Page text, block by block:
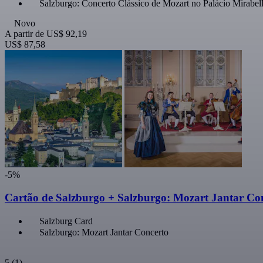
Salzburgo: Concerto Clássico de Mozart no Palácio Mirabell
Novo
A partir de US$ 92,19
US$ 87,58
-5%
Cartão de Salzburgo + Salzburgo: Mozart Jantar
Salzburg Card
Salzburgo: Mozart Jantar Concerto